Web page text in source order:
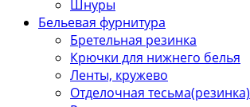
Шнуры
Бельевая фурнитура
Бретельная резинка
Крючки для нижнего белья
Ленты, кружево
Отделочная тесьма(резинка)